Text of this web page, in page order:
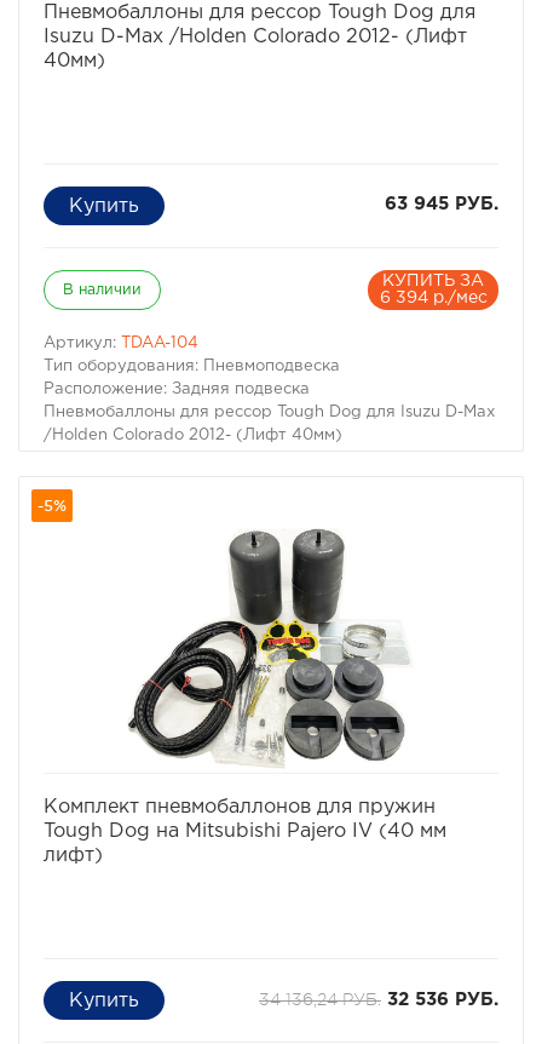
Пневмобаллоны для рессор Tough Dog для
Isuzu D-Max /Holden Colorado 2012- (Лифт
40мм)
63 945 РУБ.
В наличии
КУПИТЬ ЗА
6 394 р./мес
Артикул:
TDAA-104
Тип оборудования: Пневмоподвеска
Расположение: Задняя подвеска
Пневмобаллоны для рессор Tough Dog для Isuzu D-Max
/Holden Colorado 2012- (Лифт 40мм)
– Isuzu D-Max II 2012-2016 г.в.
– Isuzu D-Max II Рестайлинг 2016-2020 г.в.
-5%
Комплект пневмобаллонов для пружин
Tough Dog на Mitsubishi Pajero IV (40 мм
лифт)
34 136,24 РУБ. 32 536 РУБ.